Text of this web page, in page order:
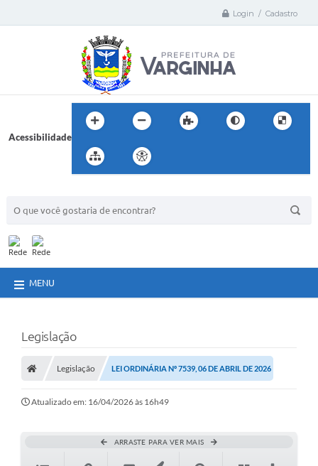
Login / Cadastro
Acessibilidade
MENU
Legislação
Legislação LEI ORDINÁRIA Nº 7539, 06 DE ABRIL DE 2026
Atualizado em: 16/04/2026 às 16h49
ARRASTE PARA VER MAIS